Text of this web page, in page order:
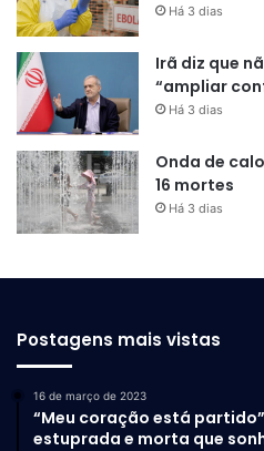
Há 3 dias
Irã diz que
“ampliar
Há 3 dias
Onda de
16 mortes
Há 3 dias
Postagens mais vistas
16 de março de 2023
“Meu coração está
estuprada e morta que